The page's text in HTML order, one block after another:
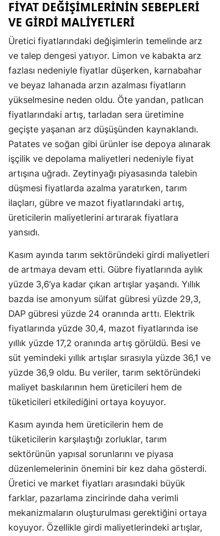
Zonguldak
Aksaray
Bayburt
Karaman
Kırıkkale
Batman
Şırnak
Bartın
Ardahan
Iğdır
Karabük
Osmaniye
Düzce
FIYAT DEĞIŞIMLERININ SEBEPLERI
VE GIRDI MALIYETLERI
Üretici fiyatlarındaki değişimlerin temelinde arz
ve talep dengesi yatıyor. Limon ve kabakta arz
fazlası nedeniyle fiyatlar düşerken, karnabahar
ve beyaz lahanada arzın azalması fiyatların
yükselmesine neden oldu. Öte yandan, patlıcan
fiyatlarındaki artış, tarladan sera üretimine
geçişte yaşanan arz düşüşünden kaynaklandı.
Patates ve soğan gibi ürünler ise depoya alınarak
işçilik ve depolama maliyetleri nedeniyle fiyat
artışına uğradı. Zeytinyağı piyasasında talebin
düşmesi fiyatlarda azalma yaratırken, tarım
ilaçları, gübre ve mazot fiyatlarındaki artış,
üreticilerin maliyetlerini artırarak fiyatlara
yansıdı.
Kasım ayında tarım sektöründeki girdi maliyetleri
de artmaya devam etti. Gübre fiyatlarında aylık
yüzde 3,6’ya kadar çıkan artışlar yaşandı. Yıllık
bazda ise amonyum sülfat gübresi yüzde 29,3,
DAP gübresi yüzde 24 oranında arttı. Elektrik
fiyatlarında yüzde 30,4, mazot fiyatlarında ise
yıllık yüzde 17,2 oranında artış görüldü. Besi ve
süt yemindeki yıllık artışlar sırasıyla yüzde 36,1 ve
yüzde 36,9 oldu. Bu veriler, tarım sektöründeki
maliyet baskılarının hem üreticileri hem de
tüketicileri etkilediğini ortaya koyuyor.
Kasım ayında hem üreticilerin hem de
tüketicilerin karşılaştığı zorluklar, tarım
sektörünün yapısal sorunlarını ve piyasa
düzenlemelerinin önemini bir kez daha gösterdi.
Üretici ve market fiyatları arasındaki büyük
farklar, pazarlama zincirinde daha verimli
mekanizmaların oluşturulması gerektiğini ortaya
koyuyor. Özellikle girdi maliyetlerindeki artışlar,